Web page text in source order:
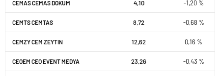
CEMAS CEMAS DOKUM 4,10 -1,20 %
CEMTS CEMTAS 8,72 -0,68 %
CEMZY CEM ZEYTIN 12,62 0,16 %
CEOEM CEO EVENT MEDYA 23,26 -0,43 %